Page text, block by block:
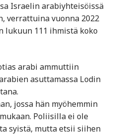
Israelin arabiyhteisöissä
verrattuina vuonna 2022
lukuun 111 ihmistä koko
arabi ammuttiin
asuttamassa Lodin
jossa hän myöhemmin
Poliisilla ei ole
syistä, mutta etsii siihen